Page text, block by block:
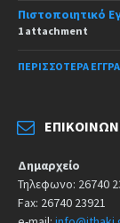
Πιστοποιητικό
1 attachment
ΠΕΡΙΣΣΌΤΕΡΑ
Δημαρχείο
Τηλεφωνο: 26740
Fax: 26740 23921